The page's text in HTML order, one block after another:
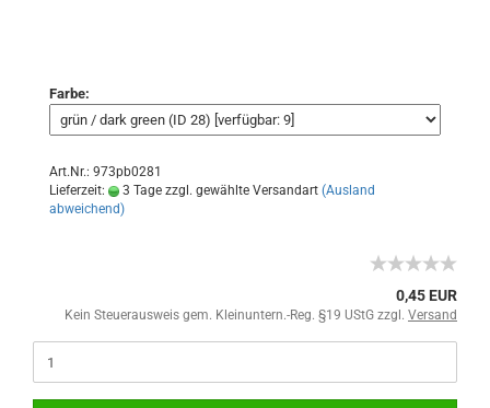
Farbe:
Art.Nr.: 973pb0281
Lieferzeit:
3 Tage zzgl. gewählte Versandart (Ausland
abweichend)
0,45 EUR
Kein Steuerausweis gem. Kleinuntern.-Reg. §19 UStG zzgl. Versand